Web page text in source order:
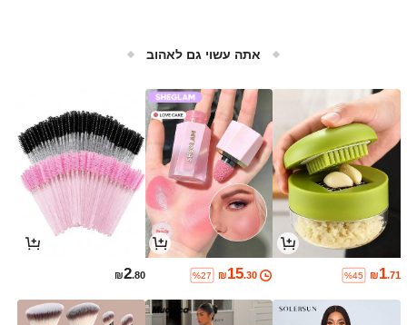
אתה עשוי גם לאהוב
₪1.71
%45
₪15.30
%27
₪2.80